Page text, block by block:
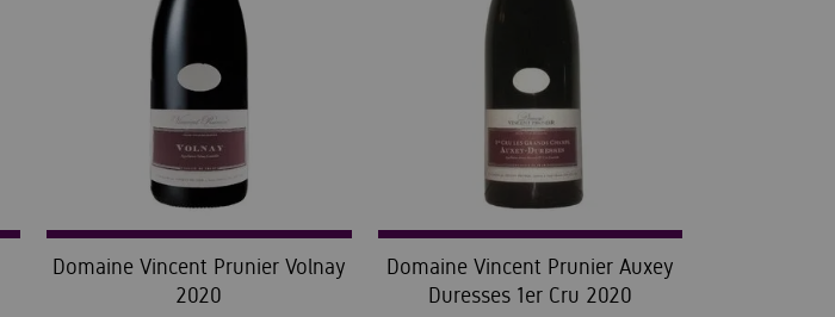
Domaine Vincent Prunier Volnay
2020
Domaine Vincent Prunier Auxey
Duresses 1er Cru 2020